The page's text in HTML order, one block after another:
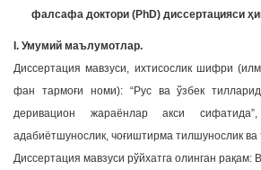
a
i
g
a
t
i
o
фалсафа доктори (PhD) диссертацияси
I. Умумий маълумотлар.
Диссертация мавзуси, ихтисослик шифри
фан тармоғи номи): “Рус ва ўзбек
деривацион жараёнлар акси
адабиётшунослик, чоғиштирма тилшунослик
Диссертация мавзуси рўйхатга олинган рақам: